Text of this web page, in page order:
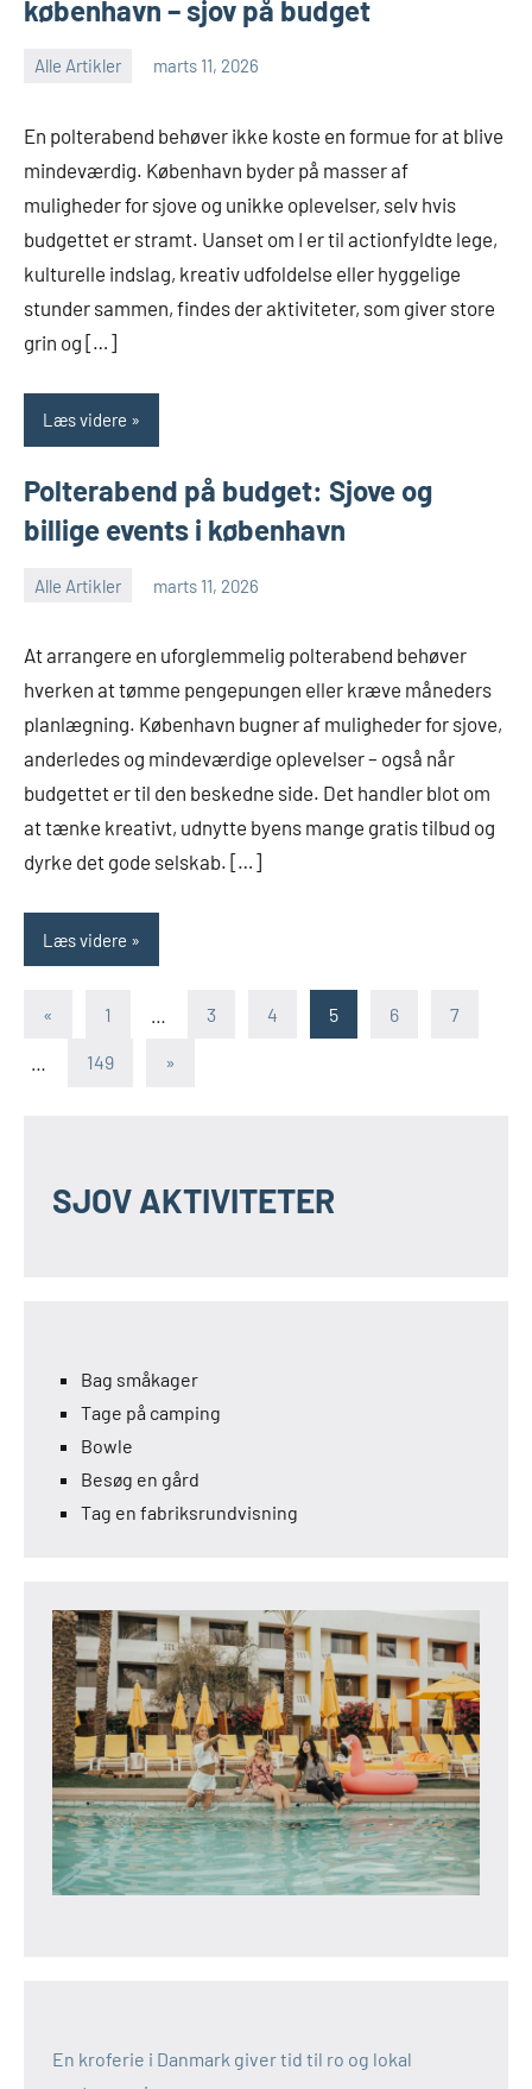
københavn – sjov på budget
Alle Artikler marts 11, 2026
En polterabend behøver ikke koste en formue for at blive
mindeværdig. København byder på masser af
muligheder for sjove og unikke oplevelser, selv hvis
budgettet er stramt. Uanset om I er til actionfyldte lege,
kulturelle indslag, kreativ udfoldelse eller hyggelige
stunder sammen, findes der aktiviteter, som giver store
grin og […]
Læs videre
Polterabend på budget: Sjove og
billige events i københavn
Alle Artikler marts 11, 2026
At arrangere en uforglemmelig polterabend behøver
hverken at tømme pengepungen eller kræve måneders
planlægning. København bugner af muligheder for sjove,
anderledes og mindeværdige oplevelser – også når
budgettet er til den beskedne side. Det handler blot om
at tænke kreativt, udnytte byens mange gratis tilbud og
dyrke det gode selskab. […]
Læs videre
Indlægsinddeling
« Forrige1 3 4 5 6 7
149
Næste
»
SJOV AKTIVITETER
Bag småkager
Tage på camping
Bowle
Besøg en gård
Tag en fabriksrundvisning
En kroferie i Danmark giver tid til ro og lokal